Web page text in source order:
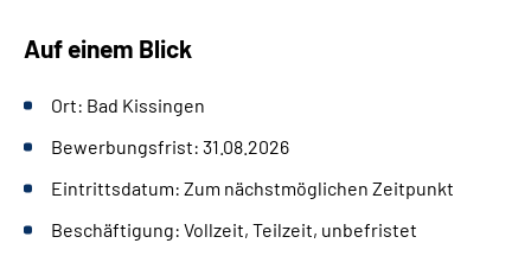
Karriere
Sozialdienste & Zuweisende
Suche
Leichte Sprache
Auf einem Blick
Ort: Bad Kissingen
Bewerbungsfrist: 31.08.2026
Eintrittsdatum: Zum nächstmöglichen Zeitpunkt
Beschäftigung: Vollzeit, Teilzeit, unbefristet